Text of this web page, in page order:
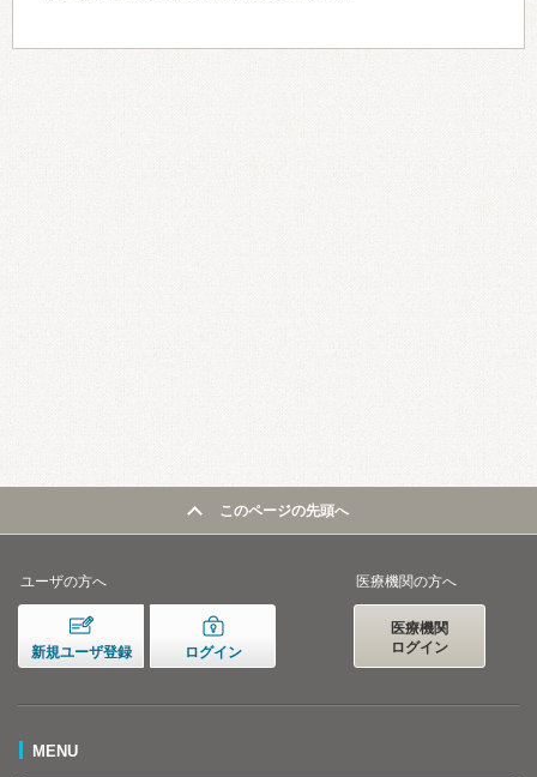
このページの先頭へ
ユーザの方へ
新規ユーザ登録 ログイン
医療機関の方へ
医療機関
ログイン
MENU